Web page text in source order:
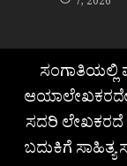
7, 2026
ಸಂಗಾತಿಯಲ್ಲಿ
ಸದರಿ ಲೇಖಕರದೆ
ಬದುಕಿಗೆ ಸಾಹಿತ್ಯ